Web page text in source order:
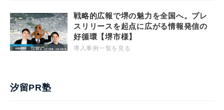
戦略的広報で堺の魅力を全国へ。プレ
スリリースを起点に広がる情報発信の
好循環【堺市様】
導入事例一覧を見る
汐留PR塾